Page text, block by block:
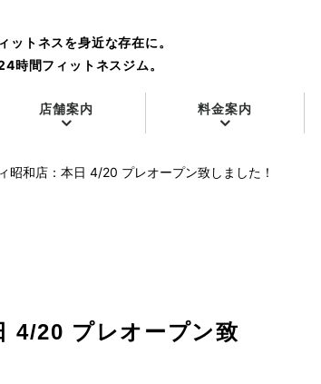
ットネスを身近な存在に。
時間フィットネスジム。
店舗案内 料金案内
昭和店：本日 4/20 プレオープン致しました！
4/20 プレオープン致